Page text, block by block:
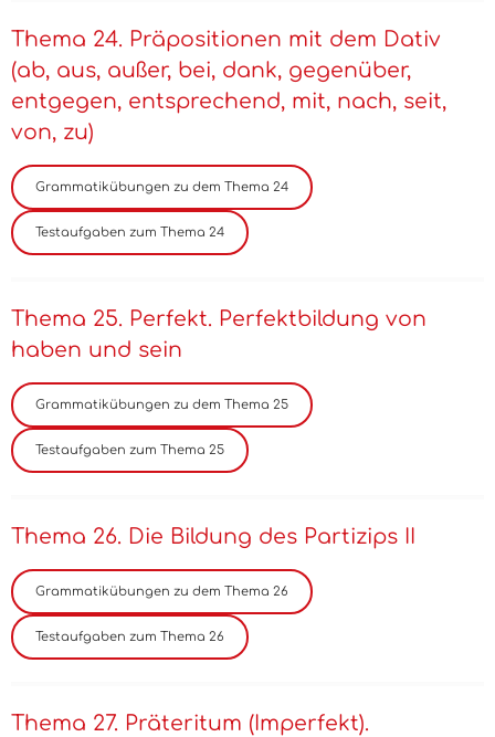
Thema 24. Präpositionen mit dem Dativ
(ab, aus, außer, bei, dank, gegenüber,
entgegen, entsprechend, mit, nach, seit,
von, zu)
Thema 25. Perfekt. Perfektbildung von
haben und sein
Thema 26. Die Bildung des Partizips II
Thema 27. Präteritum (Imperfekt).